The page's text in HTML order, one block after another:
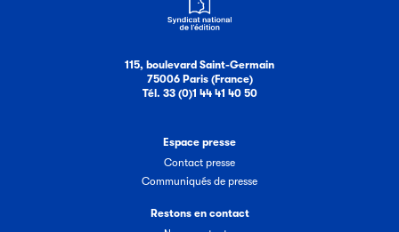
115, boulevard Saint-Germain
75006 Paris (France)
Tél. 33 (0)1 44 41 40 50
Espace presse
Contact presse
Communiqués de presse
Restons en contact